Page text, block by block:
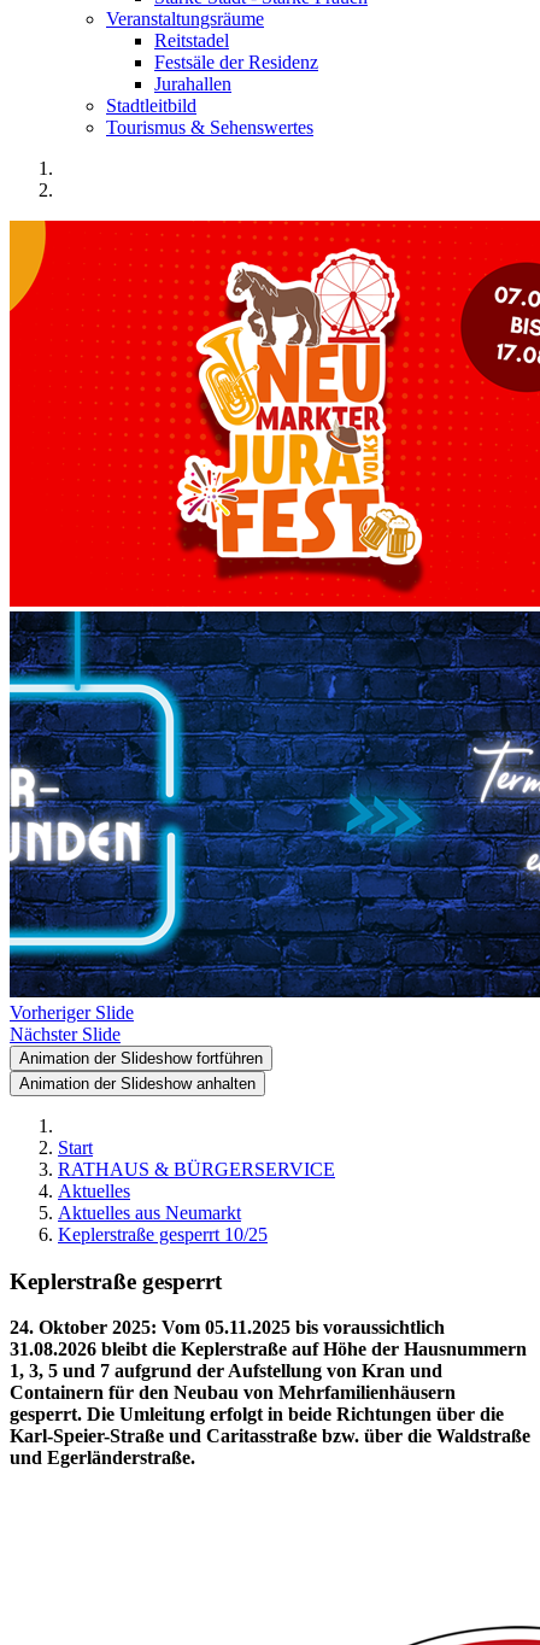
Veranstaltungsräume
Reitstadel
Festsäle der Residenz
Jurahallen
Stadtleitbild
Tourismus & Sehenswertes
Vorheriger Slide
Nächster Slide
Animation der Slideshow fortführen
Animation der Slideshow anhalten
Start
RATHAUS & BÜRGERSERVICE
Aktuelles
Aktuelles aus Neumarkt
Keplerstraße gesperrt 10/25
Keplerstraße gesperrt
24. Oktober 2025: Vom 05.11.2025 bis voraussichtlich
31.08.2026 bleibt die Keplerstraße auf Höhe der Hausnummern
1, 3, 5 und 7 aufgrund der Aufstellung von Kran und
Containern für den Neubau von Mehrfamilienhäusern
gesperrt. Die Umleitung erfolgt in beide Richtungen über die
Karl-Speier-Straße und Caritasstraße bzw. über die Waldstraße
und Egerländerstraße.